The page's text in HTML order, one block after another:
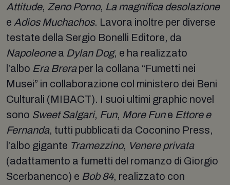
Attitude, Zeno Porno, La magnifica desolazione
e Adios Muchachos. Lavora inoltre per diverse
testate della Sergio Bonelli Editore, da
Napoleonea Dylan Dog, e ha realizzato
l’albo Era Breraper la collana “Fumetti nei
Musei” in collaborazione col ministero dei Beni
Culturali (MIBACT). I suoi ultimi graphic novel
sono Sweet Salgari, Fun, More Fune Ettore e
Fernanda, tutti pubblicati da Coconino Press,
l’albo gigante Tramezzino, Venere privata
(adattamento a fumetti del romanzo di Giorgio
Scerbanenco) e Bob 84, realizzato con